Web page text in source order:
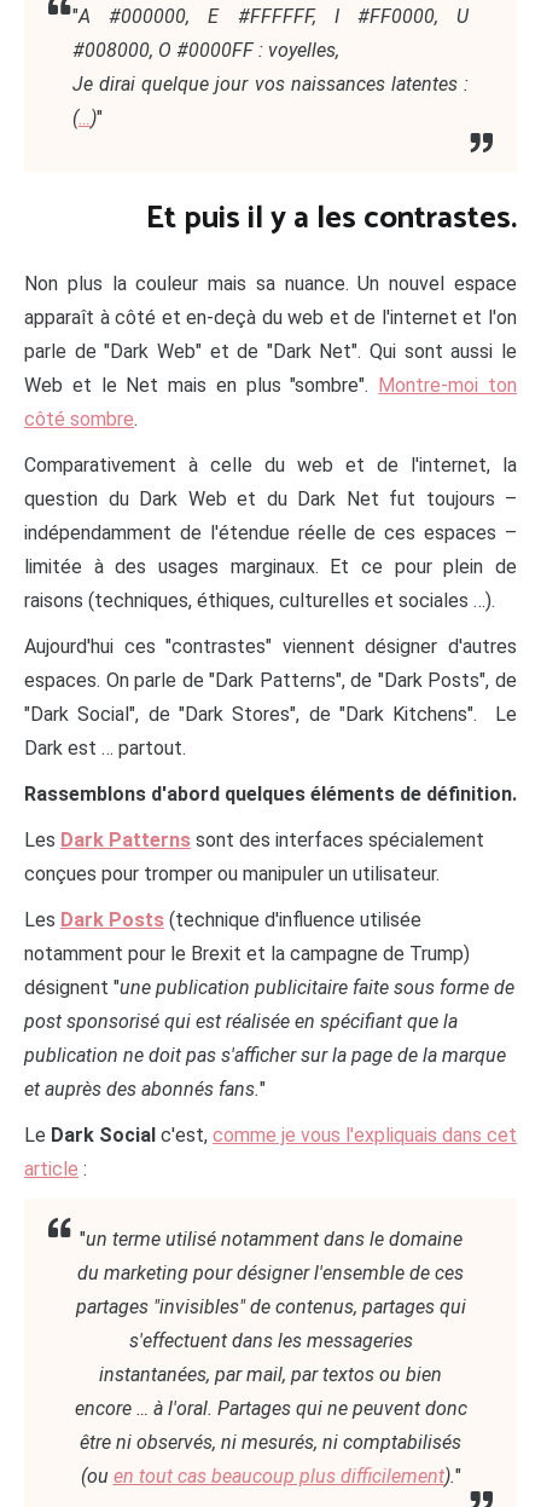
"A #000000, E #FFFFFF, I #FF0000, U
#008000, O #0000FF : voyelles,
Je dirai quelque jour vos naissances latentes :
(… )"
Et puis il y a les contrastes.
Non plus la couleur mais sa nuance. Un nouvel espace
apparaît à côté et en-deçà du web et de l'internet et l'on
parle de "Dark Web" et de "Dark Net". Qui sont aussi le
Web et le Net mais en plus "sombre". Montre-moi ton
côté sombre.
Comparativement à celle du web et de l'internet, la
question du Dark Web et du Dark Net fut toujours –
indépendamment de l'étendue réelle de ces espaces –
limitée à des usages marginaux. Et ce pour plein de
raisons (techniques, éthiques, culturelles et sociales …).
Aujourd'hui ces "contrastes" viennent désigner d'autres
espaces. On parle de "Dark Patterns", de "Dark Posts", de
"Dark Social", de "Dark Stores", de "Dark Kitchens". Le
Dark est … partout.
Rassemblons d'abord quelques éléments de définition.
Les Dark Patterns sont des interfaces spécialement
conçues pour tromper ou manipuler un utilisateur.
Les Dark Posts (technique d'influence utilisée
notamment pour le Brexit et la campagne de Trump)
désignent "une publication publicitaire faite sous forme de
post sponsorisé qui est réalisée en spécifiant que la
publication ne doit pas s'afficher sur la page de la marque
et auprès des abonnés fans."
Le Dark Social c'est, comme je vous l'expliquais dans cet
article :
"un terme utilisé notamment dans le domaine
du marketing pour désigner l'ensemble de ces
partages "invisibles" de contenus, partages qui
s'effectuent dans les messageries
instantanées, par mail, par textos ou bien
encore … à l'oral. Partages qui ne peuvent donc
être ni observés, ni mesurés, ni comptabilisés
(ou en tout cas beaucoup plus difficilement)."